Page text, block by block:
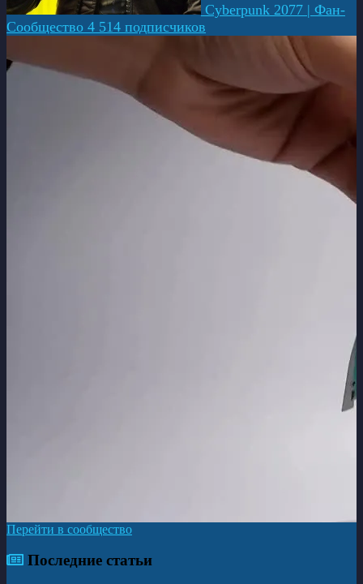
Cyberpunk 2077 | Фан-
Сообщество 4 514 подписчиков
Перейти в сообщество
Последние статьи